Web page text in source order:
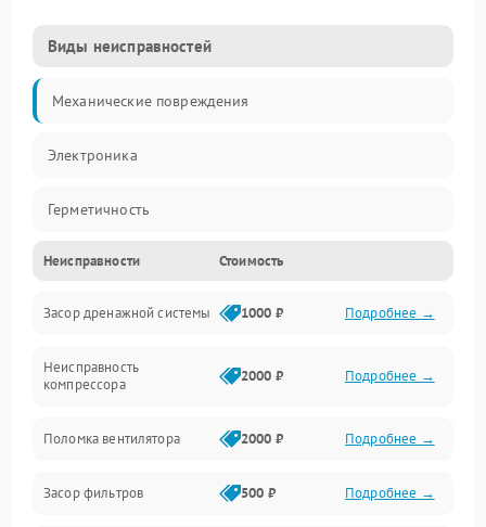
Виды неисправностей
Механические повреждения
Электроника
Герметичность
Механика
Управление
Электропитание
Неисправности Стоимость
Засор дренажной системы 1000 ₽ Подробнее →
Неисправность
компрессора
2000 ₽ Подробнее →
Поломка вентилятора 2000 ₽ Подробнее →
Засор фильтров 500 ₽ Подробнее →